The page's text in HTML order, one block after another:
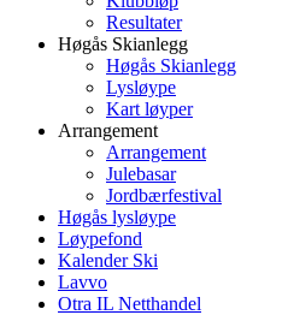
Resultater
Høgås Skianlegg
Høgås Skianlegg
Lysløype
Kart løyper
Arrangement
Arrangement
Julebasar
Jordbærfestival
Høgås lysløype
Løypefond
Kalender Ski
Lavvo
Otra IL Netthandel